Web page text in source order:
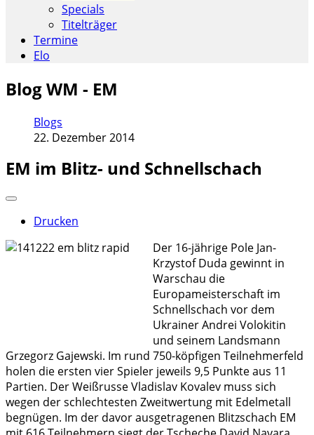
Specials
Titelträger
Termine
Elo
Blog WM - EM
Blogs
22. Dezember 2014
EM im Blitz- und Schnellschach
Drucken
Der 16-jährige Pole Jan-
Krzystof Duda gewinnt in
Warschau die
Europameisterschaft im
Schnellschach vor dem
Ukrainer Andrei Volokitin
und seinem Landsmann
Grzegorz Gajewski. Im rund 750-köpfigen Teilnehmerfeld
holen die ersten vier Spieler jeweils 9,5 Punkte aus 11
Partien. Der Weißrusse Vladislav Kovalev muss sich
wegen der schlechtesten Zweitwertung mit Edelmetall
begnügen. Im der davor ausgetragenen Blitzschach EM